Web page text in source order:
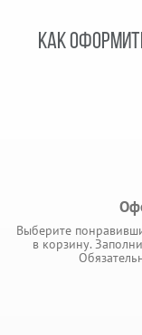
КАК
Выберите
в корзину.